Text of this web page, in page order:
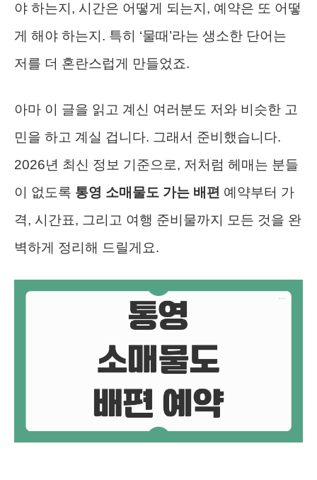
야 하는지, 시간은 어떻게 되는지, 예약은 또 어떻
게 해야 하는지. 특히 ‘물때’라는 생소한 단어는
저를 더 혼란스럽게 만들었죠.
아마 이 글을 읽고 계신 여러분도 저와 비슷한 고
민을 하고 계실 겁니다. 그래서 준비했습니다.
2026년 최신 정보 기준으로, 저처럼 헤매는 분들
이 없도록 통영 소매물도 가는 배편 예약부터 가
격, 시간표, 그리고 여행 준비물까지 모든 것을 완
벽하게 정리해 드릴게요.